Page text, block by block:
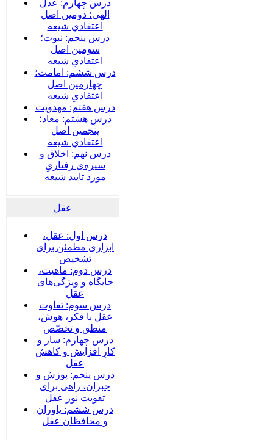
درس چهارم: عدل
الهی؛ دومین اصل
اعتقادیِ شیعه
درس پنجم: نبوت؛
سومین اصل
اعتقادیِ شیعه
درس ششم: امامت؛
چهارمین اصل
اعتقادیِ شیعه
درس هفتم: مهدویت
درس هشتم: معاد؛
پنجمین اصل
اعتقادیِ شیعه
درس نهم: اخلاق و
سیره‌ی رفتاریِ
مورد تایید شیعه
عقل
درس اول: عقل،
ابزاری مطمئن برای
تشخیص
درس دوم: ماهیت،
جایگاه و ویژگی‌های
عقل
درس سوم: تفاوت
عقل با فکر، هوش،
منطق و تخصّص
درس چهارم: ساز و
کارِ افزایش و کاهش
عقل
درس پنجم: پوزش و
جبران، راهی برای
تقویت نور عقل
درس ششم: یاوران
و محافظان عقل